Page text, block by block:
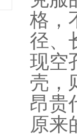
格，
径、
现空
壳，
昂贵
原来